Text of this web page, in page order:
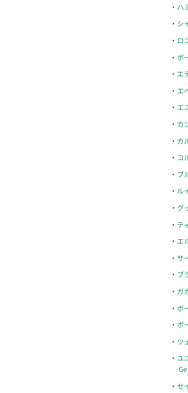
ハ
シ
ロ
ボ
エ
エ
エ
カ
カ
コ
ブ
ル
グ
テ
エ
サ
ブ
ガ
ボ
ポ
ツ
ユ
セ